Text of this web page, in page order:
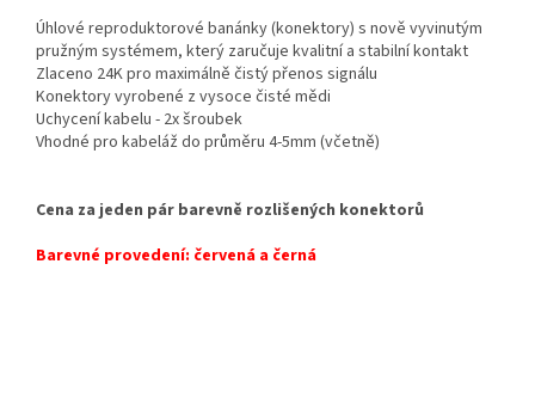
Úhlové reproduktorové banánky (konektory) s nově vyvinutým
pružným systémem, který zaručuje kvalitní a stabilní kontakt
Zlaceno 24K pro maximálně čistý přenos signálu
Konektory vyrobené z vysoce čisté mědi
Uchycení kabelu - 2x šroubek
Vhodné pro kabeláž do průměru 4-5mm (včetně)
Cena za jeden pár barevně rozlišených konektorů
Barevné provedení: červená a černá